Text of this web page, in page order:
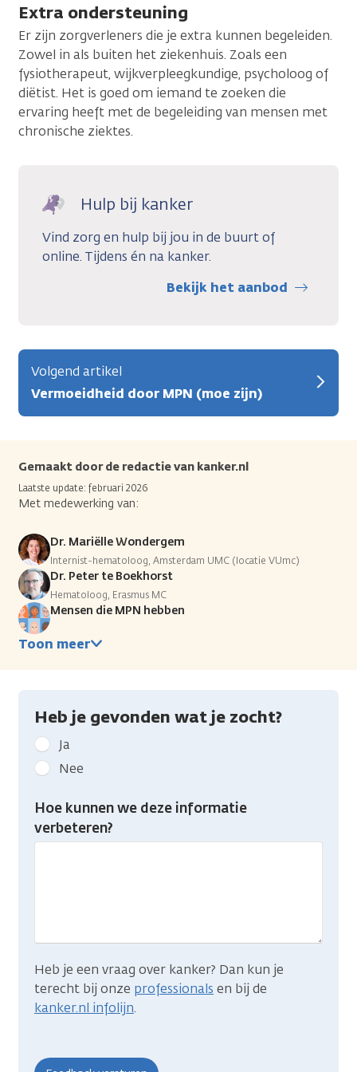
Extra ondersteuning
Er zijn zorgverleners die je extra kunnen begeleiden.
Zowel in als buiten het ziekenhuis. Zoals een
fysiotherapeut, wijkverpleegkundige, psycholoog of
diëtist. Het is goed om iemand te zoeken die
ervaring heeft met de begeleiding van mensen met
chronische ziektes.
Hulp bij kanker
Vind zorg en hulp bij jou in de buurt of
online. Tijdens én na kanker.
Bekijk het aanbod
Volgend artikel
Vermoeidheid door MPN (moe zijn)
Gemaakt door de redactie van kanker.nl
Laatste update: februari 2026
Met medewerking van:
Dr. Mariëlle Wondergem
Internist-hematoloog, Amsterdam UMC (locatie VUmc)
Dr. Peter te Boekhorst
Hematoloog, Erasmus MC
Mensen die MPN hebben
Toon meer
Heb je gevonden wat je zocht?
Geef
kanker.nl
feedback:
Heb
gevonden
Ja
Nee
Hoe kunnen we deze informatie
verbeteren?
Heb je een vraag over kanker? Dan kun je
terecht bij onze professionals en bij de
kanker.nl infolijn.